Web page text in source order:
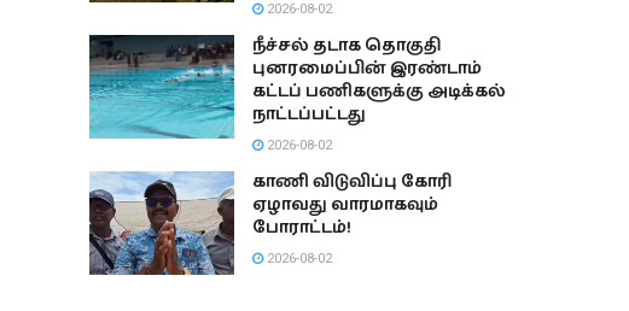
2026-08-02
நீச்சல் தடாக தொகுதி
புனரமைப்பின் இரண்டாம்
கட்டப் பணிகளுக்கு அடிக்கல்
நாட்டப்பட்டது
2026-08-02
காணி விடுவிப்பு கோரி
ஏழாவது வாரமாகவும்
போராட்டம்!
2026-08-02